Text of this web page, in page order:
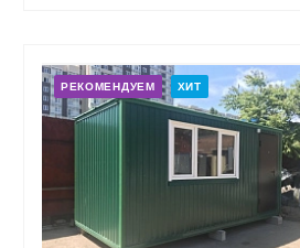
РЕКОМЕНДУЕМ ХИТ